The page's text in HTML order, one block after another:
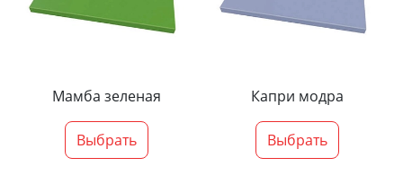
Мамба зеленая
Выбрать
Капри модра
Выбрать